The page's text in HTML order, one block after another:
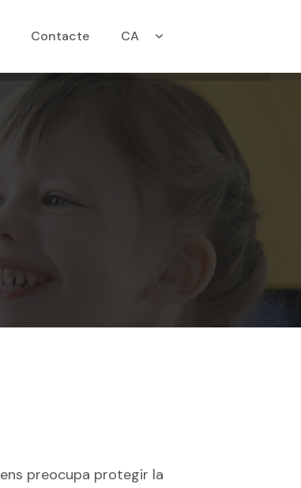
Contacte CA
ens preocupa protegir la